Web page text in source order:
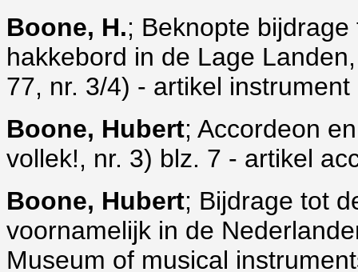
Boone, H.; Beknopte
hakkebord in de Lage
77, nr. 3/4) - artikel
Boone, Hubert; Accordeon
vollek!, nr. 3) blz. 7 - artikel
Boone, Hubert; Bijdrage tot
voornamelijk in de
Museum of musical